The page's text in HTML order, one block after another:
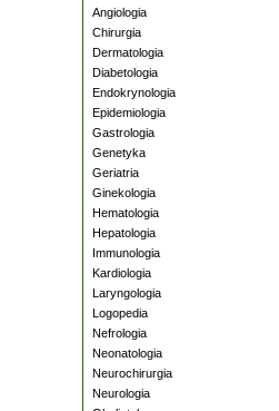
Angiologia
Chirurgia
Dermatologia
Diabetologia
Endokrynologia
Epidemiologia
Gastrologia
Genetyka
Geriatria
Ginekologia
Hematologia
Hepatologia
Immunologia
Kardiologia
Laryngologia
Logopedia
Nefrologia
Neonatologia
Neurochirurgia
Neurologia